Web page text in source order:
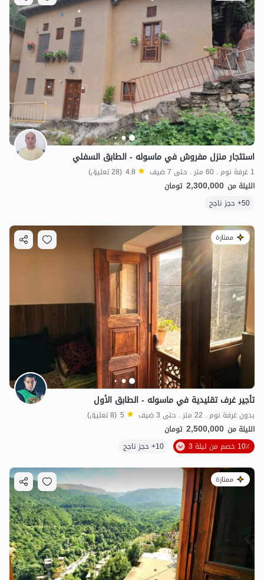
4.5مليون ت 4.9
استئجار منزل مفروش في ماسوله - الطابق السفلي
1 غرفة نوم . 60 متر . حتى 7 ضيف 4.8 (28 تعليق)
الليلة من 2,300,000 تومان
50+ حجز ناجح
ممتازة
تأجير غرف تقليدية في ماسوله - الطابق الأول
بدون غرفة نوم . 22 متر . حتى 3 ضيف 5 (8 تعليق)
الليلة من 2,500,000 تومان
10٪ خصم من ليلة 3
10+ حجز ناجح
ممتازة